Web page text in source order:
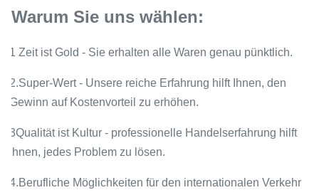
Warum Sie uns wählen:
1 Zeit ist Gold - Sie erhalten alle Waren genau pünktlich.
2.Super-Wert - Unsere reiche Erfahrung hilft Ihnen, den
Gewinn auf Kostenvorteil zu erhöhen.
3Qualität ist Kultur - professionelle Handelserfahrung hilft
Ihnen, jedes Problem zu lösen.
4.Berufliche Möglichkeiten für den internationalen Verkehr